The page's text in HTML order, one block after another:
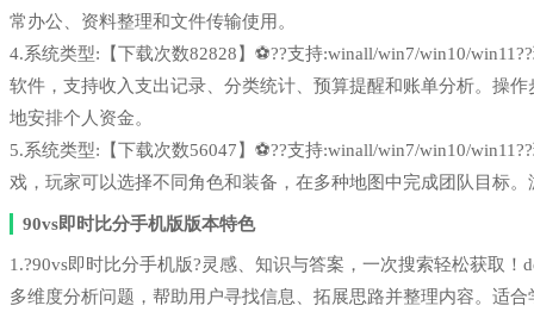
常办公、资料整理和文件传输使用。
4.系统类型:【下载次数82828】⚽??支持:winall/win7/win10/
软件，支持收入支出记录、分类统计、预算提醒和账单分析。操
地安排个人资金。
5.系统类型:【下载次数56047】⚽??支持:winall/win7/win10/
戏，玩家可以选择不同角色和装备，在多种地图中完成团队目标
90vs即时比分手机版版本特色
1.?90vs即时比分手机版?灵感、知识与答案，一次搜索轻松获取！
多维度分析问题，帮助用户寻找信息、拓展思路并整理内容。适